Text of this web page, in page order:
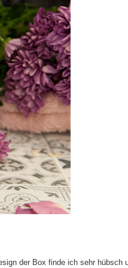
der Box finde ich sehr hübsch